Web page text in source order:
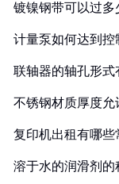
镀镍钢带可以过多
计量泵如何达到
联轴器的轴孔形式
不锈钢材质厚度允
复印机出租有哪些
溶于水的润滑剂的